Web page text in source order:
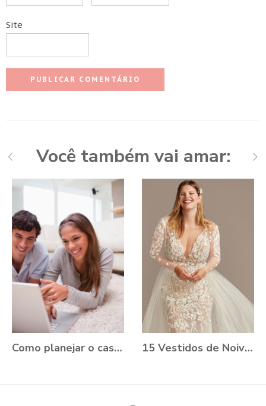
Site
Você também vai amar:
Como planejar o casamento durante a Pandemia? 15 Vestidos de Noiva Plus Size para você se apaixonar